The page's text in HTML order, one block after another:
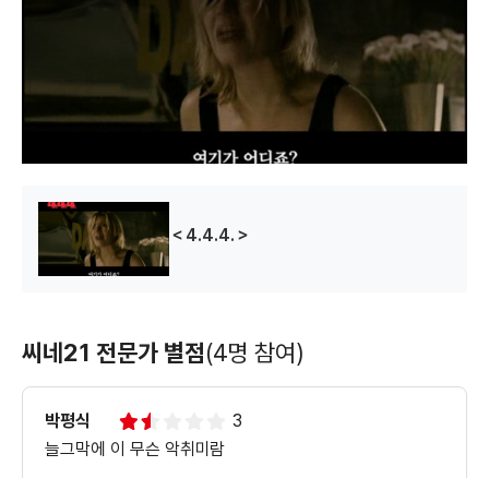
o
＜4.4.4.＞
씨네21 전문가 별점(4명 참여)
박평식
3
늘그막에 이 무슨 악취미람